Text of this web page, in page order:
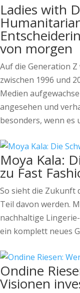
Ladies with
von morgen
Auf die Generation
zwischen 1996 und
Medien
angesehen und
besonders, wenn es
Moya Kala:
zu Fast
So sieht die Zukunft
Teil davon werden.
nachhaltige
ein komplett neues
Ondine
Visionen